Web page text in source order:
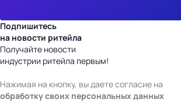
Подпишитесь
на новости ритейла
Получайте новости
индустрии ритейла первым!
Нажимая на кнопку, вы даете согласие на
обработку своих персональных данных